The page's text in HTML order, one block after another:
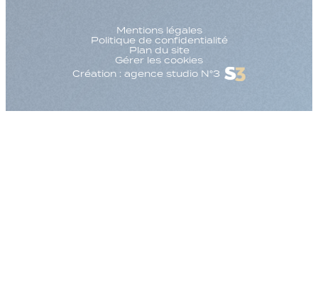
Mentions légales
Politique de confidentialité
Plan du site
Gérer les cookies
Création : agence studio N°3